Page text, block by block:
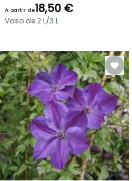
A partir de18,50 €
Vaso de 2 L/3 L